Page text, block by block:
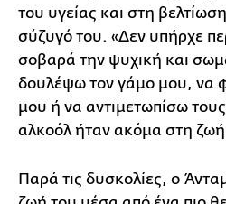
του υγείας και στη
σύζυγό του. «Δεν υπήρχε
σοβαρά την ψυχική και
δουλέψω τον γάμο μου, να
μου ή να αντιμετωπίσω
αλκοόλ ήταν ακόμα στη
Παρά τις δυσκολίες, ο